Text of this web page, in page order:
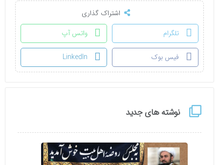
نوشته های جدید
اشتراک گذاری
تلگرام
واتس آپ
فیس بوک LinkedIn